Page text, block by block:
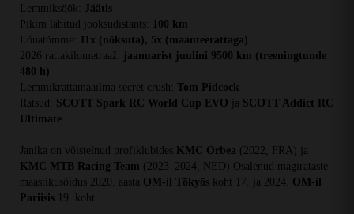
Lemmiksöök: Jäätis
Pikim läbitud jooksudistants:
100 km
Lõuatõmme:
11x (nõksuta), 5x (maanteerattaga)
2026 rattakilometraaž:
jaanuarist juulini 9500 km (treeningtunde
480 h)
Lemmikrattamaailma secret crush: Tom Pidcock
Ratsud: SCOTT Spark RC World Cup EVO ja SCOTT Addict RC
Ultimate
Janika on võistelnud profiklubides KMC Orbea (2022, FRA) ja
KMC MTB Racing Team (2023–2024, NED) Osalenud mägirataste
maastikusõidus 2020. aasta OM-il Tōkyōs koht 17. ja 2024. OM-il
Pariisis 19. koht.